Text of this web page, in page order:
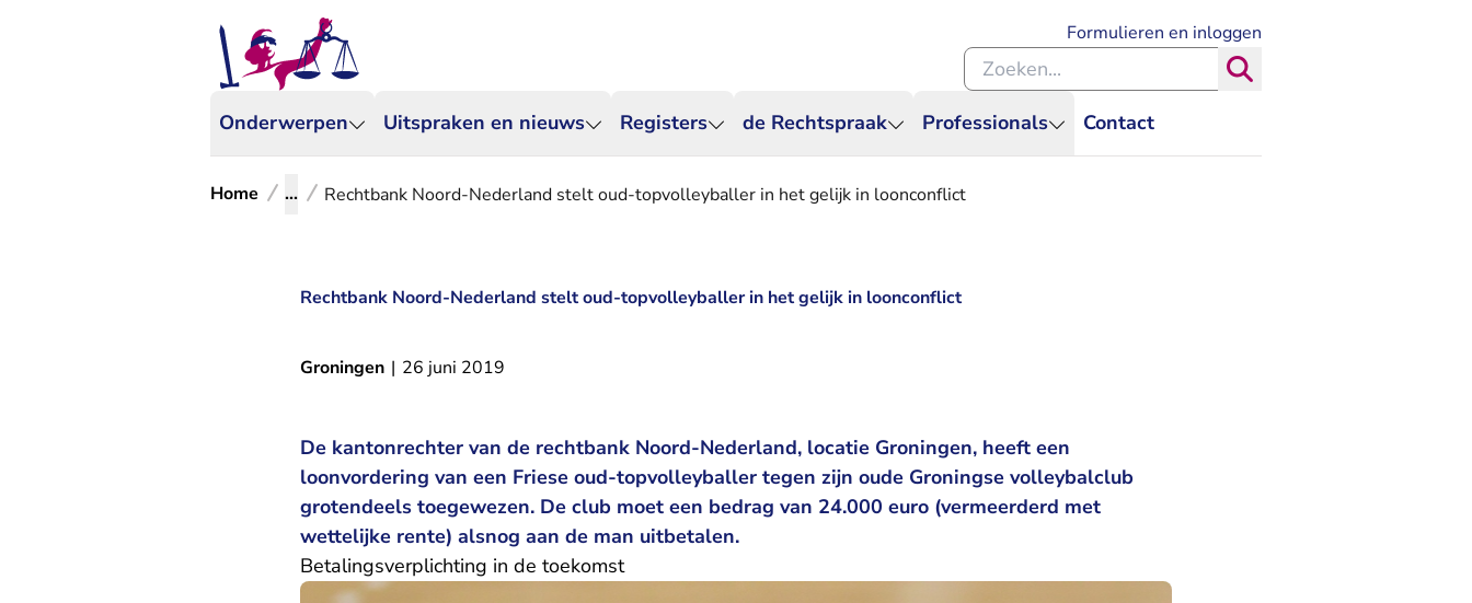
Onderwerpen Uitspraken en nieuws Registers de Rechtspraak Professionals Contact
Formulieren en inloggen
Zoeken binnen de Rechtspraak
Home ... Rechtbank Noord-Nederland stelt oud-topvolleyballer in het gelijk in loonconflict
Rechtbank Noord-Nederland stelt oud-topvolleyballer in het gelijk in loonconflict
Groningen | 26 juni 2019
De kantonrechter van de rechtbank Noord-Nederland, locatie Groningen, heeft een
loonvordering van een Friese oud-topvolleyballer tegen zijn oude Groningse volleybalclub
grotendeels toegewezen. De club moet een bedrag van 24.000 euro (vermeerderd met
wettelijke rente) alsnog aan de man uitbetalen.
Betalingsverplichting in de toekomst